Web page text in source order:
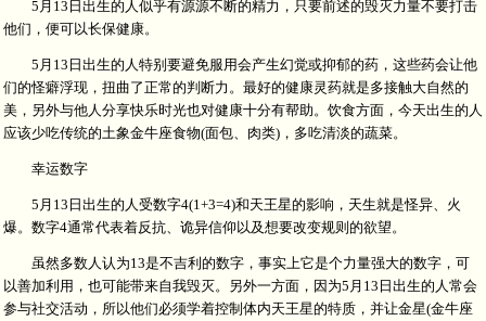
5月13日出生的人似乎有源源不断的精力，只要前述的毁灭力量不要打击
他们，便可以长保健康。
5月13日出生的人特别要避免服用会产生幻觉或抑郁的药，这些药会让他
们的怪癖浮现，扭曲了正常的判断力。最好的健康灵药就是多接触大自然的
美，另外与他人分享快乐时光也对健康十分有帮助。饮食方面，今天出生的人
应该少吃传统的土象金牛座食物(面包、肉类)，多吃清淡的蔬菜。
幸运数字
5月13日出生的人受数字4(1+3=4)和天王星的影响，天生就是怪异、火
爆。数字4通常代表着反抗、诡异信仰以及想要改变规则的欲望。
虽然多数人认为13是不吉利的数字，事实上它是个力量强大的数字，可
以善加利用，也可能带来自我毁灭。另外一方面，因为5月13日出生的人常会
参与社交活动，所以他们必须学着控制体内天王星的特质，并让金星(金牛座